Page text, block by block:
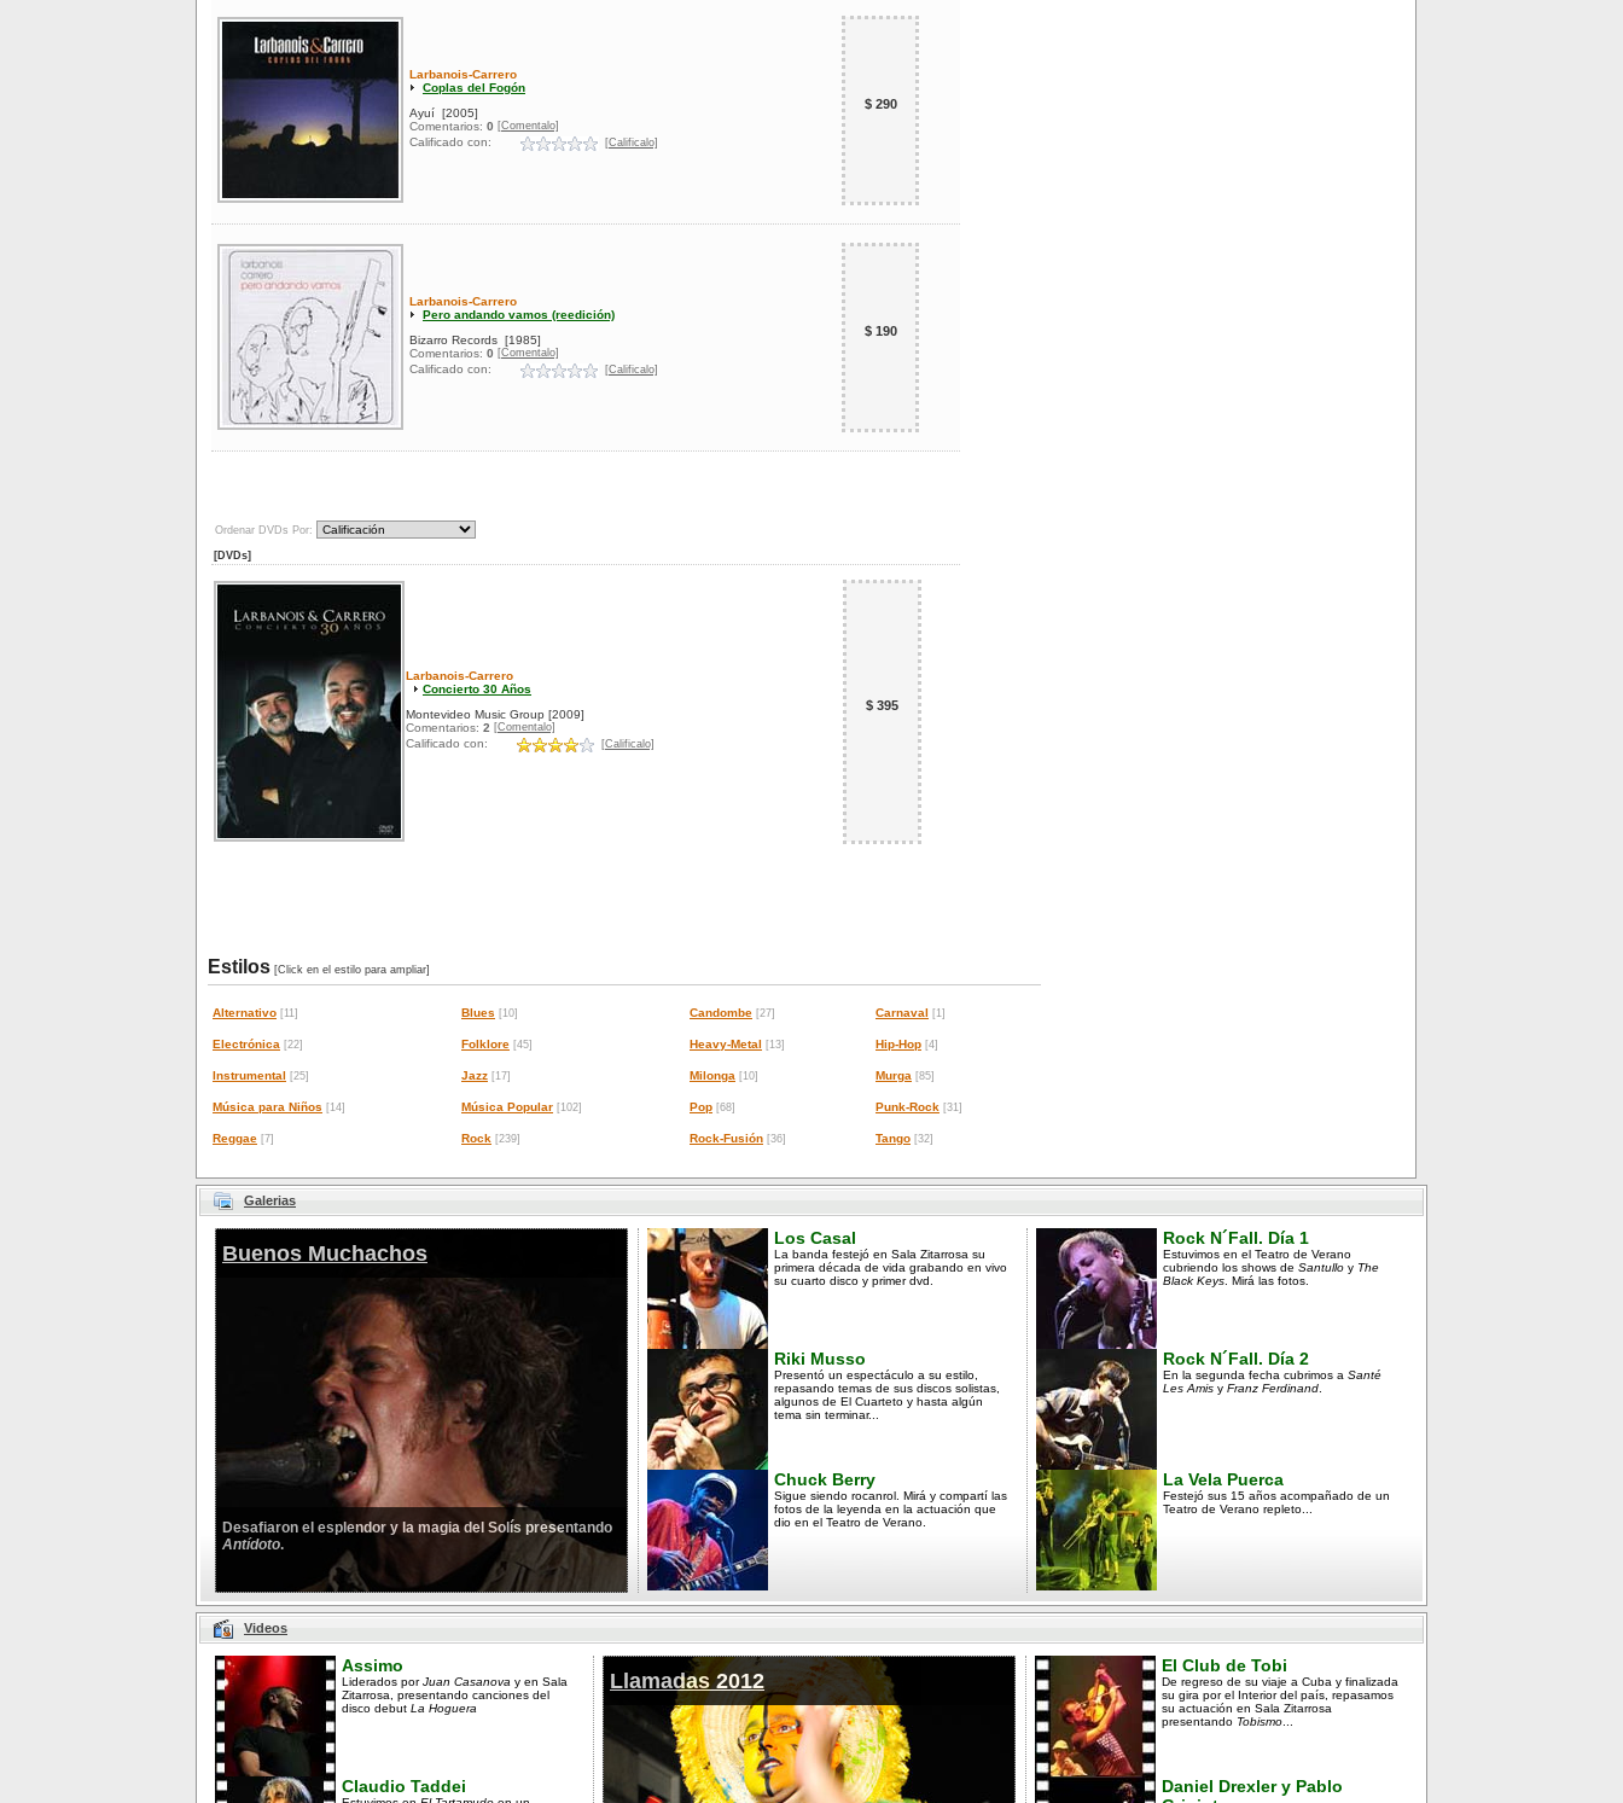
Larbanois-Carrero
Coplas del Fogón
Ayuí [2005]
Comentarios: 0 [Comentalo]
Calificado con: [Calificalo]
$ 290
Larbanois-Carrero
Pero andando vamos (reedición)
Bizarro Records [1985]
Comentarios: 0 [Comentalo]
Calificado con: [Calificalo]
$ 190
Ordenar DVDs Por:
[DVDs]
Larbanois-Carrero
Concierto 30 Años
Montevideo Music Group [2009]
Comentarios: 2 [Comentalo]
Calificado con: [Calificalo]
$ 395
Estilos [Click en el estilo para ampliar]
Alternativo [11] Blues [10] Candombe [27] Carnaval [1]
Electrónica [22] Folklore [45] Heavy-Metal [13] Hip-Hop [4]
Instrumental [25] Jazz [17] Milonga [10] Murga [85]
Música para Niños [14] Música Popular [102] Pop [68] Punk-Rock [31]
Reggae [7] Rock [239] Rock-Fusión [36] Tango [32]
Galerias
Buenos Muchachos
Desafiaron el esplendor y la magia del Solís presentando
Antídoto.
Los Casal
La banda festejó en Sala Zitarrosa su
primera década de vida grabando en vivo
su cuarto disco y primer dvd.
Riki Musso
Presentó un espectáculo a su estilo,
repasando temas de sus discos solistas,
algunos de El Cuarteto y hasta algún
tema sin terminar...
Chuck Berry
Sigue siendo rocanrol. Mirá y compartí las
fotos de la leyenda en la actuación que
dio en el Teatro de Verano.
Rock N´Fall. Día 1
Estuvimos en el Teatro de Verano
cubriendo los shows de Santullo y The
Black Keys . Mirá las fotos.
Rock N´Fall. Día 2
En la segunda fecha cubrimos a Santé
Les Amis y Franz Ferdinand
La Vela Puerca
Festejó sus 15 años acompañado de un
Teatro de Verano repleto...
Videos
Assimo
Liderados porJuan Casanova y en Sala
Zitarrosa, presentando canciones del
disco debut La Hoguera
Claudio Taddei
Llamadas 2012
El Club de Tobi
De regreso de su viaje a Cuba y finalizada
su gira por el Interior del país, repasamos
su actuación en Sala Zitarrosa
presentando Tobismo
Daniel Drexler y Pablo